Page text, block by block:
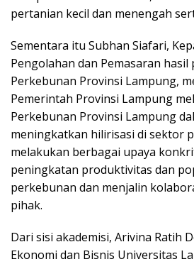
pertanian kecil dan menengah
Sementara itu Subhan Siafari,
Pengolahan dan Pemasaran
Perkebunan Provinsi Lampung,
Pemerintah Provinsi Lampung
Perkebunan Provinsi Lampung
meningkatkan hilirisasi di sektor
melakukan berbagai upaya
peningkatan produktivitas dan
perkebunan dan menjalin
pihak.
Dari sisi akademisi, Arivina Ratih
Ekonomi dan Bisnis Universitas